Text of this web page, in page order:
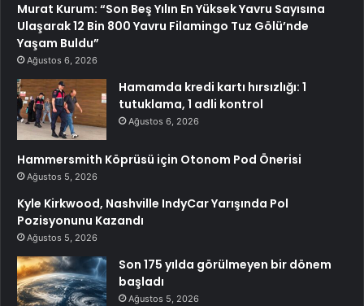
Murat Kurum: “Son Beş Yılın En Yüksek Yavru Sayısına
Ulaşarak 12 Bin 800 Yavru Filamingo Tuz Gölü’nde
Yaşam Buldu”
Ağustos 6, 2026
Hamamda kredi kartı hırsızlığı: 1
tutuklama, 1 adli kontrol
Ağustos 6, 2026
Hammersmith Köprüsü için Otonom Pod Önerisi
Ağustos 5, 2026
Kyle Kirkwood, Nashville IndyCar Yarışında Pol
Pozisyonunu Kazandı
Ağustos 5, 2026
Son 175 yılda görülmeyen bir dönem
başladı
Ağustos 5, 2026